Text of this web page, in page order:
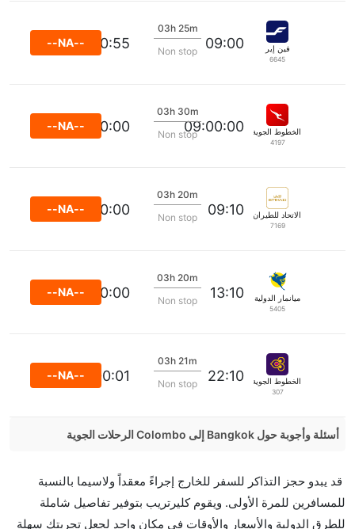
فين إير
6645
09:00
03h 25m
Non stop
10:55
--NA--
الخطوط الجوية كانتاس
4197
09:00:00
03h 30m
Non stop
11:00:00
--NA--
الاتحاد للطيران
7169
09:10
03h 20m
Non stop
11:00:00
--NA--
ميانمار الدولية
5405
13:10
03h 20m
Non stop
15:00:00
--NA--
الخطوط الجوية الدولية التايلاندية
307
22:10
03h 21m
Non stop
00:01
--NA--
أسئلة وأجوبة حول Bangkok إلى Colombo الرحلات الجوية
إلىكولومبو مما تستغرقه الخطوط الجوية الأخرى؟
نعم. توفر كل من أسرع رحلات الطيران على هذا الطريق،
قد يبدو حجز التذاكر للسفر للخارج إجراءً معقداً ولاسيما بالنسبة
للمسافرين للمرة الأولى. ويقوم كليرتريب بتوفير تفاصيل شاملة
للطرق الدولية والأسعار والأوقات في مكان واحد لجعل تجربتك سهلة